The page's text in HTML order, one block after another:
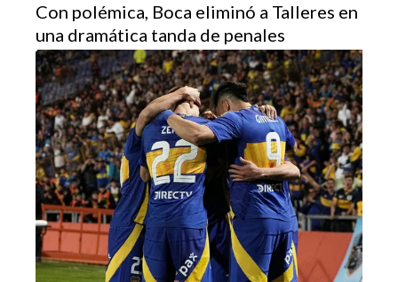
Con polémica, Boca eliminó a Talleres en
una dramática tanda de penales